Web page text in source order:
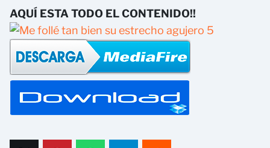
AQUÍ ESTA TODO EL CONTENIDO!!